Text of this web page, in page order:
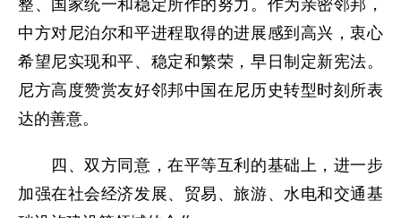
整、国家统一和稳定所作的努力。作为亲密邻邦，
中方对尼泊尔和平进程取得的进展感到高兴，衷心
希望尼实现和平、稳定和繁荣，早日制定新宪法。
尼方高度赞赏友好邻邦中国在尼历史转型时刻所表
达的善意。
四、双方同意，在平等互利的基础上，进一步
加强在社会经济发展、贸易、旅游、水电和交通基